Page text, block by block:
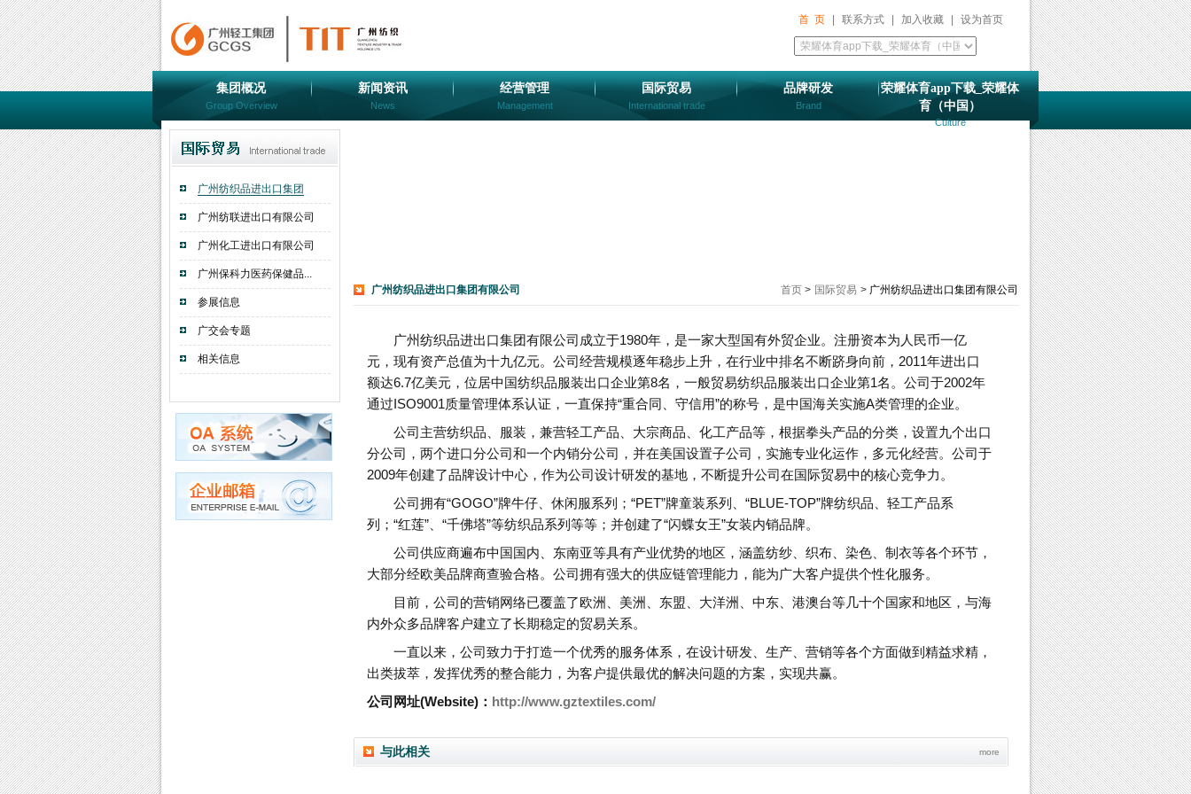
首 页 联系方式 加入收藏 设为首页
集团概况
Group Overview
新闻资讯
News
经营管理
Management
国际贸易
International trade
品牌研发
Brand
荣耀体育app下载_荣耀体
育（中国）
Culture
广州纺织品进出口集团
广州纺联进出口有限公司
广州化工进出口有限公司
广州保科力医药保健品...
参展信息
广交会专题
相关信息
广州纺织品进出口集团有限公司 首页 > 国际贸易 > 广州纺织品进出口集团有限公司
广州纺织品进出口集团有限公司成立于1980年，是一家大型国有外贸企业。注册资本为人民币一亿
元，现有资产总值为十九亿元。公司经营规模逐年稳步上升，在行业中排名不断跻身向前，2011年进出口
额达6.7亿美元，位居中国纺织品服装出口企业第8名，一般贸易纺织品服装出口企业第1名。公司于2002年
通过ISO9001质量管理体系认证，一直保持“重合同、守信用”的称号，是中国海关实施A类管理的企业。
公司主营纺织品、服装，兼营轻工产品、大宗商品、化工产品等，根据拳头产品的分类，设置九个出口
分公司，两个进口分公司和一个内销分公司，并在美国设置子公司，实施专业化运作，多元化经营。公司于
2009年创建了品牌设计中心，作为公司设计研发的基地，不断提升公司在国际贸易中的核心竞争力。
公司拥有“GOGO”牌牛仔、休闲服系列；“PET”牌童装系列、“BLUE-TOP”牌纺织品、轻工产品系
列；“红莲”、“千佛塔”等纺织品系列等等；并创建了“闪蝶女王”女装内销品牌。
公司供应商遍布中国国内、东南亚等具有产业优势的地区，涵盖纺纱、织布、染色、制衣等各个环节，
大部分经欧美品牌商查验合格。公司拥有强大的供应链管理能力，能为广大客户提供个性化服务。
目前，公司的营销网络已覆盖了欧洲、美洲、东盟、大洋洲、中东、港澳台等几十个国家和地区，与海
内外众多品牌客户建立了长期稳定的贸易关系。
一直以来，公司致力于打造一个优秀的服务体系，在设计研发、生产、营销等各个方面做到精益求精，
出类拔萃，发挥优秀的整合能力，为客户提供最优的解决问题的方案，实现共赢。
公司网址(Website)： http://www.gztextiles.com/
与此相关 more